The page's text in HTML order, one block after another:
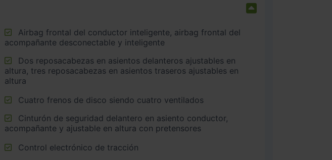
acompañante desconectable y inteligente
altura, tres reposacabezas en asientos traseros ajustables en
altura
Cuatro frenos de disco siendo cuatro ventilados
acompañante y ajustable en altura con pretensores
Control electrónico de tracción